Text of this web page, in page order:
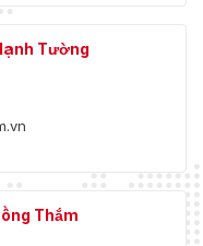
Tường
Thắm